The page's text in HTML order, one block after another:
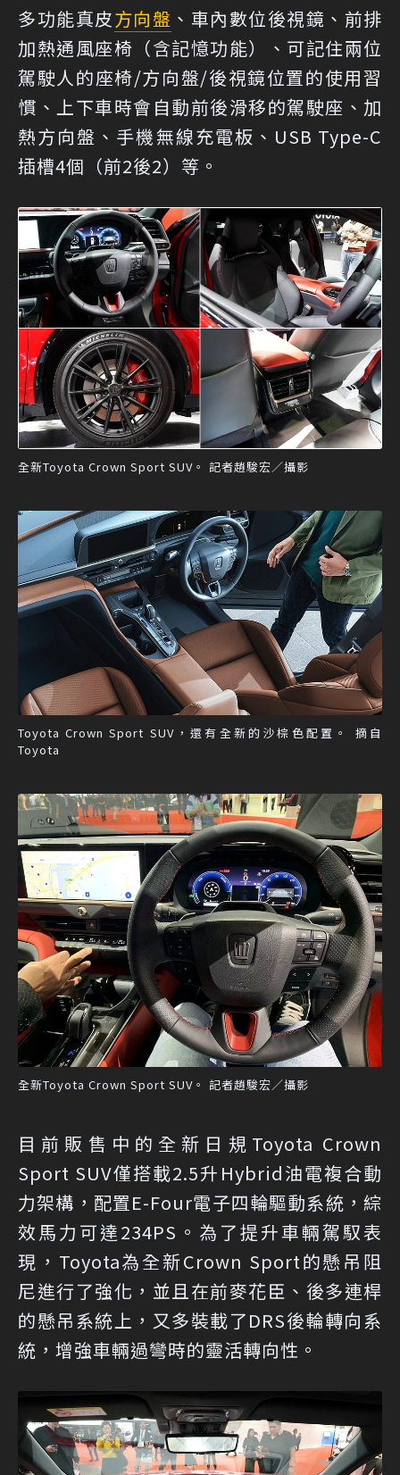
多功能真皮方向盤 、車內數位後視鏡、前排
加熱通風座椅（含記憶功能）、可記住兩位
駕駛人的座椅/方向盤/後視鏡位置的使用習
慣、上下車時會自動前後滑移的駕駛座、加
熱方向盤、手機無線充電板、USB Type-C
插槽4個（前2後2）等。
全新Toyota Crown Sport SUV。 記者趙駿宏／攝影
Toyota Crown Sport SUV，還有全新的沙棕色配置。 摘自
Toyota
全新Toyota Crown Sport SUV。 記者趙駿宏／攝影
目前販售中的全新日規Toyota Crown
Sport SUV僅搭載2.5升Hybrid油電複合動
力架構，配置E-Four電子四輪驅動系統，綜
效馬力可達234PS。為了提升車輛駕馭表
現，Toyota為全新Crown Sport的懸吊阻
尼進行了強化，並且在前麥花臣、後多連桿
的懸吊系統上，又多裝載了DRS後輪轉向系
統，增強車輛過彎時的靈活轉向性。